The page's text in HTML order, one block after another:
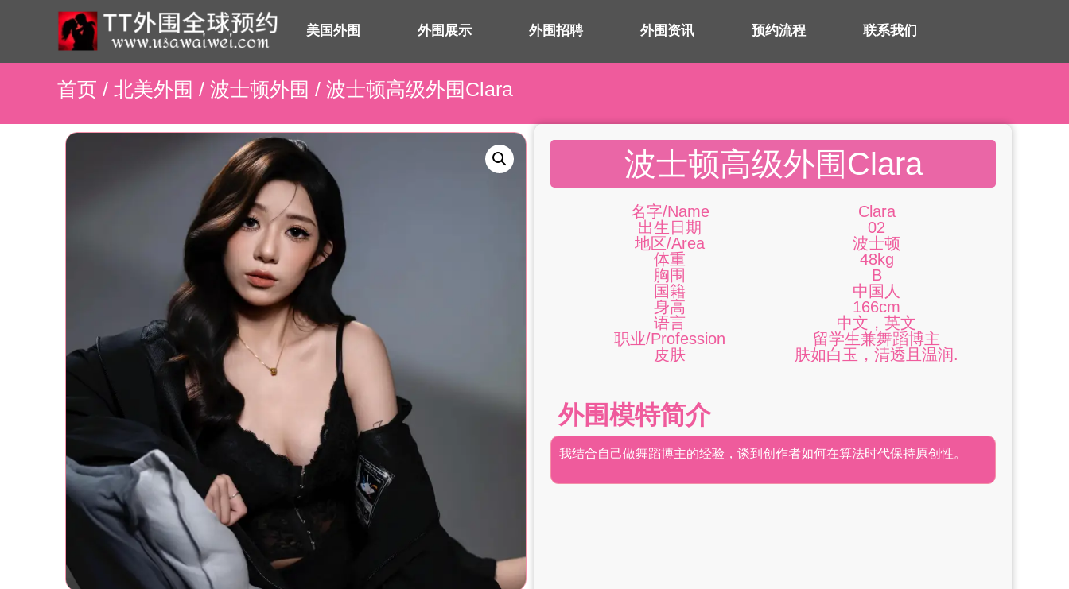
美国外围 外围展示 外围招聘 外围资讯 预约流程 联系我们
首页 / 北美外围 / 波士顿外围 / 波士顿高级外围Clara
波士顿高级外围Clara
名字/Name
Clara
出生日期
02
地区/Area
波士顿
体重
48kg
胸围
B
国籍
中国人
身高
166cm
语言
中文，英文
职业/Profession
留学生兼舞蹈博主
皮肤
肤如白玉，清透且温润.
外围模特简介
我结合自己做舞蹈博主的经验，谈到创作者如何在算法时代保持原创性。